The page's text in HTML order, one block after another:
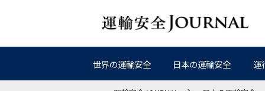
世界の運輸安全 日本の運輸安全 運